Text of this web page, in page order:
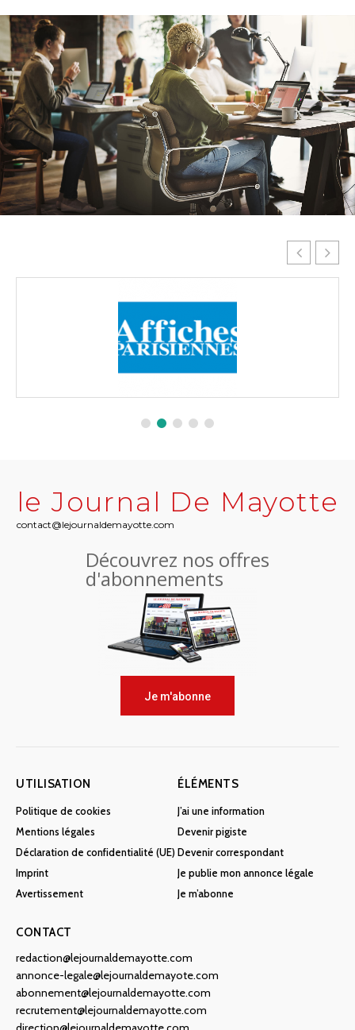
le Journal De Mayotte
contact@lejournaldemayotte.com
Découvrez nos offres
d'abonnements
Je m'abonne
UTILISATION
Politique de cookies
Mentions légales
Déclaration de confidentialité (UE)
Imprint
Avertissement
ÉLÉMENTS
J’ai une information
Devenir pigiste
Devenir correspondant
Je publie mon annonce légale
Je m’abonne
CONTACT
redaction@lejournaldemayotte.com
annonce-legale@lejournaldemayote.com
abonnement@lejournaldemayotte.com
recrutement@lejournaldemayotte.com